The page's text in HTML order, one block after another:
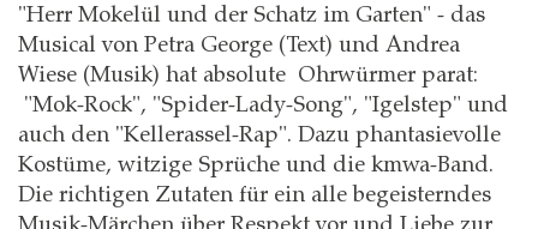
"Herr Mokelül und der Schatz im Garten" - das
Musical von Petra George (Text) und Andrea
Wiese (Musik) hat absolute Ohrwürmer parat:
"Mok-Rock", "Spider-Lady-Song", "Igelstep" und
auch den "Kellerassel-Rap". Dazu phantasievolle
Kostüme, witzige Sprüche und die kmwa-Band.
Die richtigen Zutaten für ein alle begeisterndes